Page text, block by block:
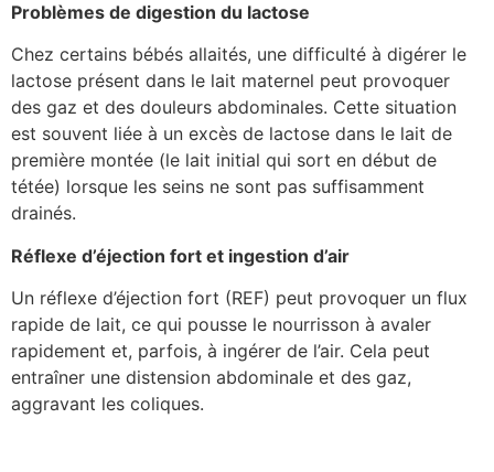
Problèmes de digestion du lactose
Chez certains bébés allaités, une difficulté à digérer le
lactose présent dans le lait maternel peut provoquer
des gaz et des douleurs abdominales. Cette situation
est souvent liée à un excès de lactose dans le lait de
première montée (le lait initial qui sort en début de
tétée) lorsque les seins ne sont pas suffisamment
drainés.
Réflexe d’éjection fort et ingestion d’air
Un réflexe d’éjection fort (REF) peut provoquer un flux
rapide de lait, ce qui pousse le nourrisson à avaler
rapidement et, parfois, à ingérer de l’air. Cela peut
entraîner une distension abdominale et des gaz,
aggravant les coliques.